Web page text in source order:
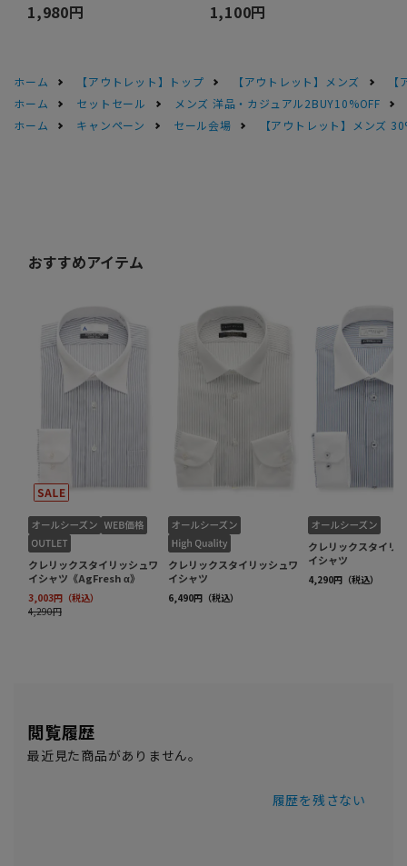
1,980円 1,100円
ホーム 【アウトレット】トップ 【アウトレット】メンズ
ホーム
セットセール
メンズ 洋品・カジュアル2BUY10%OFF
ホーム
キャンペーン セール会場 【アウトレット】メンズ
閲覧履歴
最近見た商品がありません。
履歴を残さない